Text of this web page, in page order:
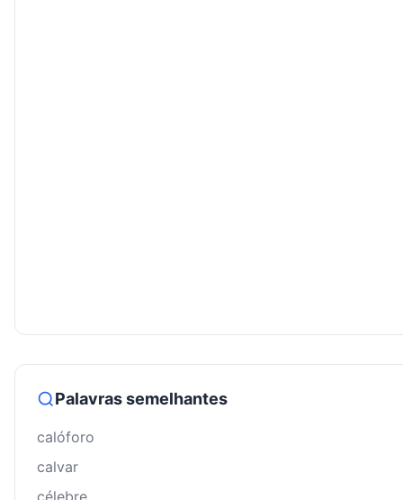
Palavras semelhantes
calóforo
calvar